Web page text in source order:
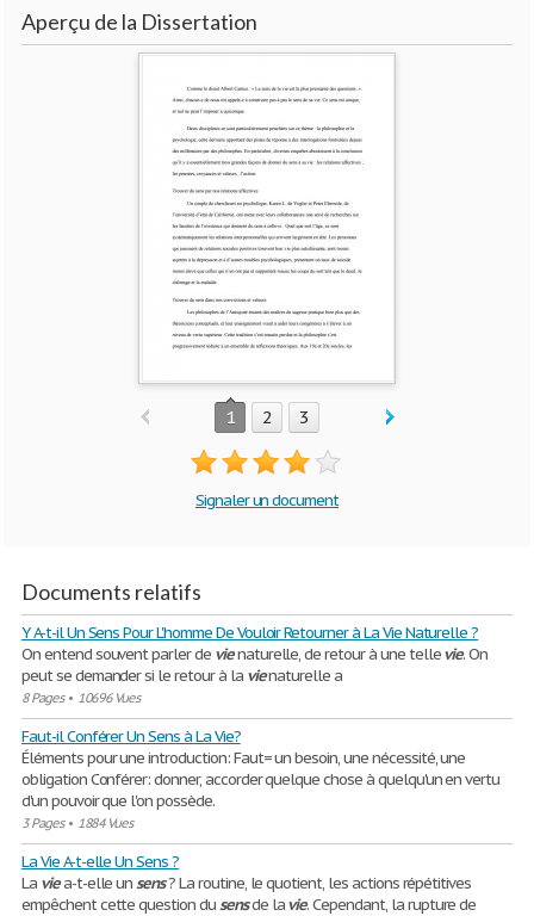
Aperçu de la Dissertation
1 2 3
Signaler un document
Documents relatifs
Y A-t-il Un Sens Pour L'homme De Vouloir Retourner à La Vie Naturelle ?
On entend souvent parler de vienaturelle, de retour à une tellevie. On
peut se demander si le retour à la vienaturelle a
8 Pages• 10696 Vues
Faut-il Conférer Un Sens à La Vie?
Éléments pour une introduction: Faut= un besoin, une nécessité, une
obligation Conférer: donner, accorder quelque chose à quelqu'un en vertu
d'un pouvoir que l'on possède.
3 Pages• 1884 Vues
La Vie A-t-elle Un Sens ?
La viea-t-elle unsens? La routine, le quotient, les actions répétitives
empêchent cette question dusensde lavie. Cependant, la rupture de